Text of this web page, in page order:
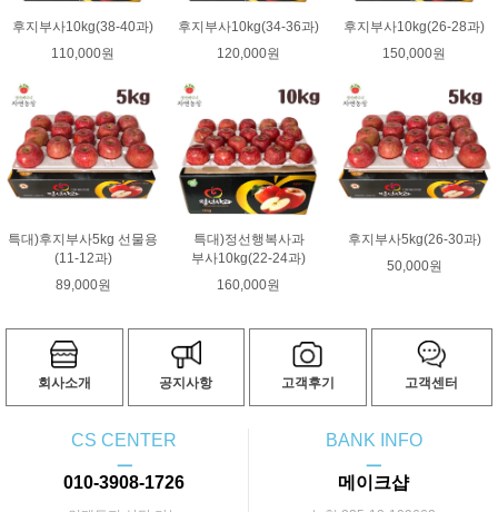
후지부사10kg(38-40과)
110,000원
후지부사10kg(34-36과)
120,000원
후지부사10kg(26-28과)
150,000원
특대)후지부사5kg 선물용
(11-12과)
89,000원
특대)정선행복사과
부사10kg(22-24과)
160,000원
후지부사5kg(26-30과)
50,000원
회사소개 공지사항 고객후기 고객센터
CS CENTER
ㅡ
010-3908-1726
BANK INFO
ㅡ
메이크샵